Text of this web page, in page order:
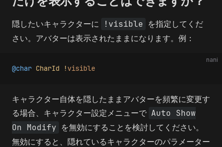
隠したいキャラクターに !visible を指定してくだ
さい。アバターは表示されたままになります。例：
nani
@char CharId ! visible
キャラクター自体を隠したままアバターを頻繁に変更す
る場合、キャラクター設定メニューで Auto Show
On Modify を無効にすることを検討してください。
無効にすると、隠れているキャラクターのパラメーター